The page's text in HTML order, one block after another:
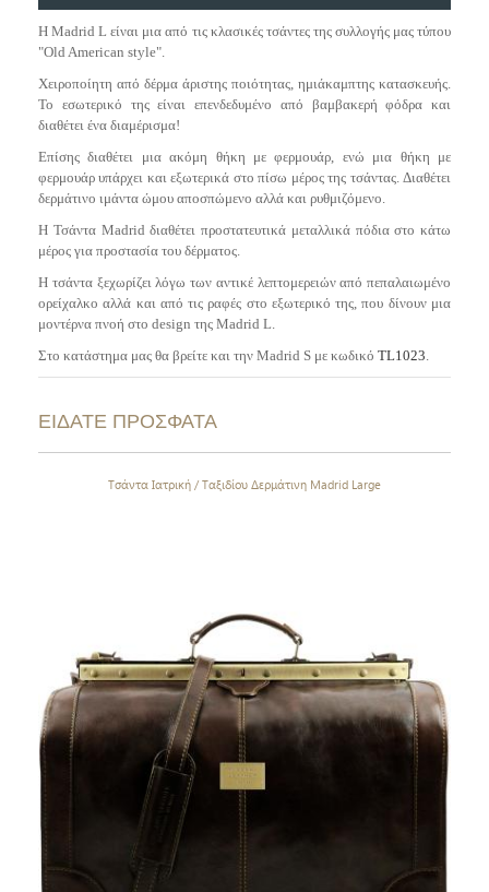
H Madrid L είναι μια από τις κλασικές τσάντες της συλλογής μας τύπου
"Old American style".
Χειροποίητη από δέρμα άριστης ποιότητας, ημιάκαμπτης κατασκευής.
Το εσωτερικό της είναι επενδεδυμένο από βαμβακερή φόδρα και
διαθέτει ένα διαμέρισμα!
Επίσης διαθέτει μια ακόμη θήκη με φερμουάρ, ενώ μια θήκη με
φερμουάρ υπάρχει και εξωτερικά στο πίσω μέρος της τσάντας. Διαθέτει
δερμάτινο ιμάντα ώμου αποσπώμενο αλλά και ρυθμιζόμενο.
H Τσάντα Μadrid διαθέτει προστατευτικά μεταλλικά πόδια στο κάτω
μέρος για προστασία του δέρματος.
Η τσάντα ξεχωρίζει λόγω των αντικέ λεπτομερειών από πεπαλαιωμένο
ορείχαλκο αλλά και από τις ραφές στο εξωτερικό της, που δίνουν μια
μοντέρνα πνοή στο design της Madrid L.
Στο κατάστημα μας θα βρείτε και την Madrid S με κωδικό TL1023.
ΕΙΔΑΤΕ ΠΡΟΣΦΑΤΑ
Τσάντα Ιατρική / Ταξιδίου Δερμάτινη Madrid Large